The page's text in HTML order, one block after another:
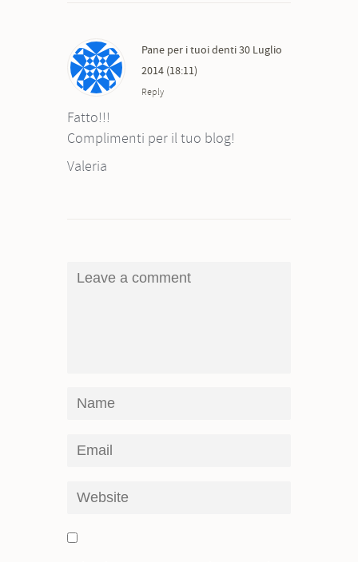
Pane per i tuoi denti30 Luglio
2014 (18:11)
Reply
Fatto!!!
Complimenti per il tuo blog!
Valeria